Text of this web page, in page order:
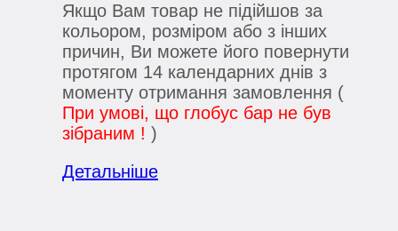
Якщо Вам товар не підійшов за
кольором, розміром або з інших
причин, Ви можете його повернути
протягом 14 календарних днів з
моменту отримання замовлення (
При умові, що глобус бар не був
зібраним ! )
Детальніше